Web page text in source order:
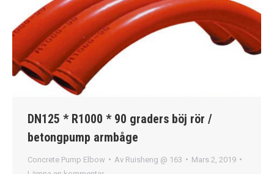
DN125 * R1000 * 90 graders böj rör /
betongpump armbåge
Concrete Pump Elbow Av Ruisheng @ 163
Mars 2, 2019